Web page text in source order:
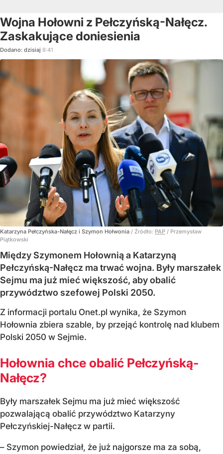
Wojna Hołowni z Pełczyńską-Nałęcz.
Zaskakujące doniesienia
Dodano: dzisiaj 8:41
Katarzyna Pełczyńska-Nałęcz i Szymon Hołwonia / Źródło: PAP / Przemysław
Piątkowski
Między Szymonem Hołownią a Katarzyną
Pełczyńską-Nałęcz ma trwać wojna. Były marszałek
Sejmu ma już mieć większość, aby obalić
przywództwo szefowej Polski 2050.
Z informacji portalu Onet.pl wynika, że Szymon
Hołownia zbiera szable, by przejąć kontrolę nad klubem
Polski 2050 w Sejmie.
Hołownia chce obalić Pełczyńską-
Nałęcz?
Były marszałek Sejmu ma już mieć większość
pozwalającą obalić przywództwo Katarzyny
Pełczyńskiej-Nałęcz w partii.
– Szymon powiedział, że już najgorsze ma za sobą,